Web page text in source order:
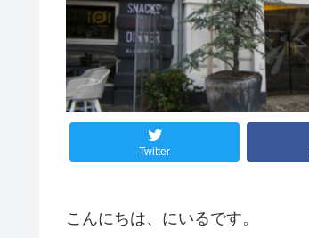
Twitter
こんにちは、にいるです。